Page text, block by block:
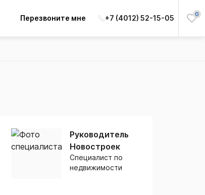
Перезвоните мне +7 (4012) 52-15-05 0
Руководитель
Новостроек
Специалист по
недвижимости